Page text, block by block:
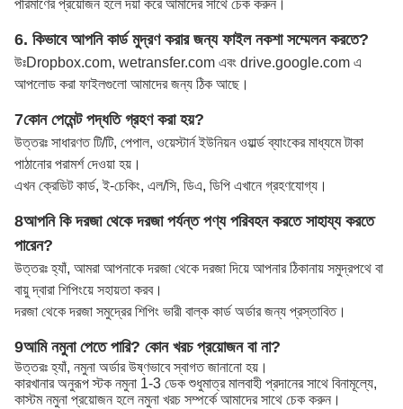
পরিমাণের প্রয়োজন হলে দয়া করে আমাদের সাথে চেক করুন।
6. কিভাবে আপনি কার্ড মুদ্রণ করার জন্য ফাইল নকশা সম্মেলন করতে?
উঃDropbox.com, wetransfer.com এবং drive.google.com এ
আপলোড করা ফাইলগুলো আমাদের জন্য ঠিক আছে।
7কোন পেমেন্ট পদ্ধতি গ্রহণ করা হয়?
উত্তরঃ সাধারণত টি/টি, পেপাল, ওয়েস্টার্ন ইউনিয়ন ওয়ার্ল্ড ব্যাংকের মাধ্যমে টাকা
পাঠানোর পরামর্শ দেওয়া হয়।
এখন ক্রেডিট কার্ড, ই-চেকিং, এল/সি, ডিএ, ডিপি এখানে গ্রহণযোগ্য।
8আপনি কি দরজা থেকে দরজা পর্যন্ত পণ্য পরিবহন করতে সাহায্য করতে
পারেন?
উত্তরঃ হ্যাঁ, আমরা আপনাকে দরজা থেকে দরজা দিয়ে আপনার ঠিকানায় সমুদ্রপথে বা
বায়ু দ্বারা শিপিংয়ে সহায়তা করব।
দরজা থেকে দরজা সমুদ্রের শিপিং ভারী বাল্ক কার্ড অর্ডার জন্য প্রস্তাবিত।
9আমি নমুনা পেতে পারি? কোন খরচ প্রয়োজন বা না?
উত্তরঃ হ্যাঁ, নমুনা অর্ডার উষ্ণভাবে স্বাগত জানানো হয়।
কারখানার অনুরূপ স্টক নমুনা 1-3 ডেক শুধুমাত্র মালবাহী প্রদানের সাথে বিনামূল্যে,
কাস্টম নমুনা প্রয়োজন হলে নমুনা খরচ সম্পর্কে আমাদের সাথে চেক করুন।